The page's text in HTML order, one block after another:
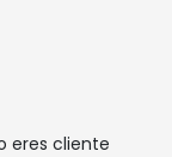
eres cliente